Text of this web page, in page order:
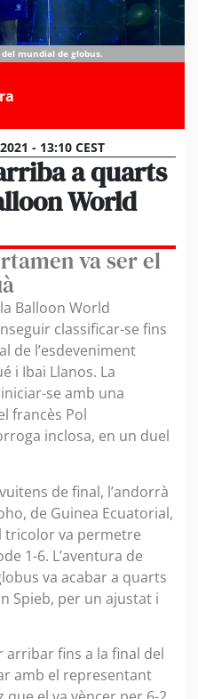
mundial de globus.
- 13:10 CEST
a quarts
World
va ser el
Balloon World
classificar-se fins
de l’esdeveniment
i Ibai Llanos. La
se amb una
francès Pol
inclosa, en un duel
de final, l’andorrà
de Guinea Ecuatorial,
tricolor va permetre
1-6. L’aventura de
va acabar a quarts
Spieb, per un ajustat i
arribar fins a la final del
amb el representant